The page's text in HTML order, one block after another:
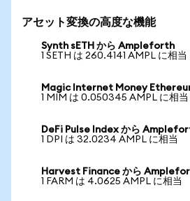
アセット変換の高度な機能
Synth sETH から Ampleforth
1 SETH は 260.4141 AMPL に相当
Magic Internet Money
1 MIM は 0.050345 AMPL に相当
DeFi Pulse Index から
1 DPI は 32.0234 AMPL に相当
Harvest Finance から
1 FARM は 4.0625 AMPL に相当